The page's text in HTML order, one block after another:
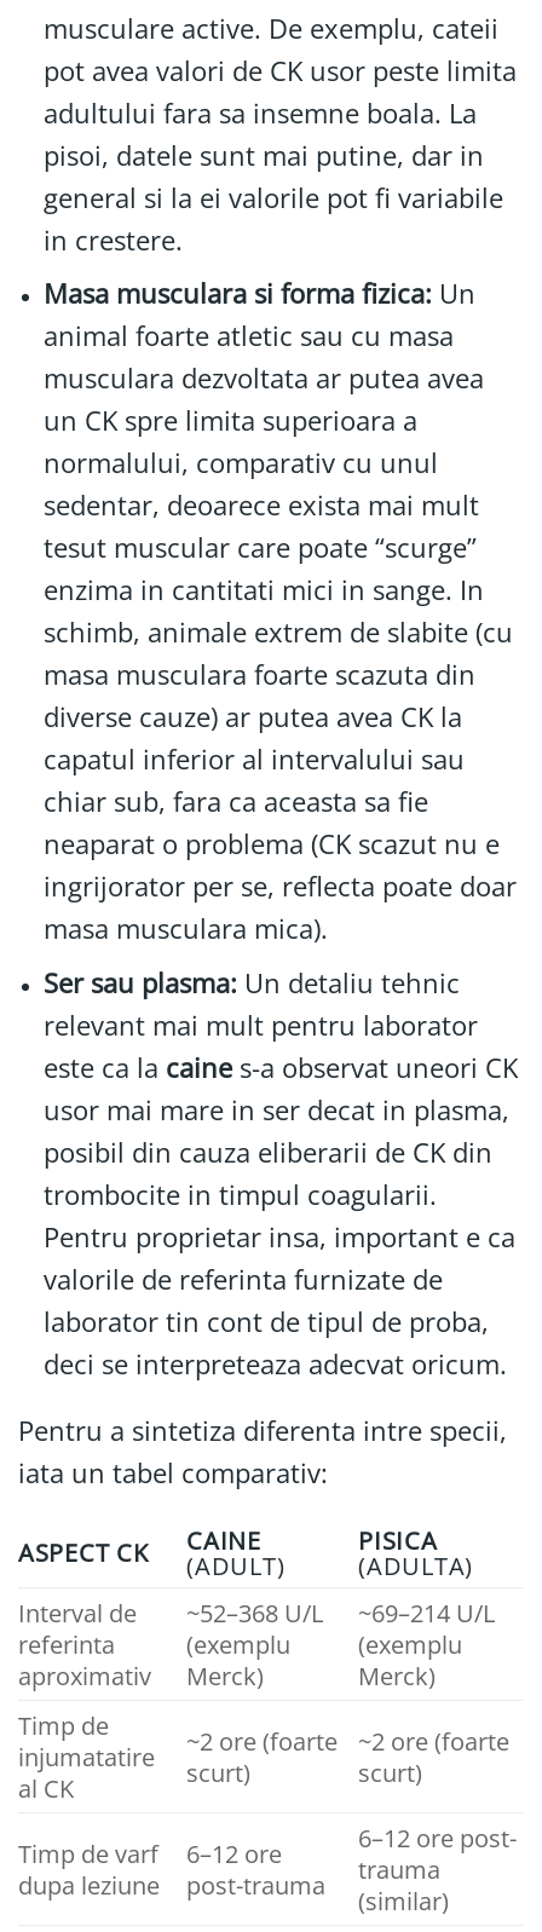
musculare active. De exemplu, cateii
pot avea valori de CK usor peste limita
adultului fara sa insemne boala. La
pisoi, datele sunt mai putine, dar in
general si la ei valorile pot fi variabile
in crestere.
Masa musculara si forma fizica: Un
animal foarte atletic sau cu masa
musculara dezvoltata ar putea avea
un CK spre limita superioara a
normalului, comparativ cu unul
sedentar, deoarece exista mai mult
tesut muscular care poate “scurge”
enzima in cantitati mici in sange. In
schimb, animale extrem de slabite (cu
masa musculara foarte scazuta din
diverse cauze) ar putea avea CK la
capatul inferior al intervalului sau
chiar sub, fara ca aceasta sa fie
neaparat o problema (CK scazut nu e
ingrijorator per se, reflecta poate doar
masa musculara mica).
Ser sau plasma: Un detaliu tehnic
relevant mai mult pentru laborator
este ca la caines-a observat uneori CK
usor mai mare in ser decat in plasma,
posibil din cauza eliberarii de CK din
trombocite in timpul coagularii.
Pentru proprietar insa, important e ca
valorile de referinta furnizate de
laborator tin cont de tipul de proba,
deci se interpreteaza adecvat oricum.
Pentru a sintetiza diferenta intre specii,
iata un tabel comparativ:
ASPECT CK CAINE
(ADULT)
PISICA
(ADULTA)
Interval de
referinta
aproximativ
~52–368 U/L
(exemplu
Merck)
~69–214 U/L
(exemplu
Merck)
Timp de
injumatatire
al CK
~2 ore (foarte
scurt)
~2 ore (foarte
scurt)
Timp de varf
dupa leziune
6–12 ore
post-trauma
6–12 ore post-
trauma
(similar)